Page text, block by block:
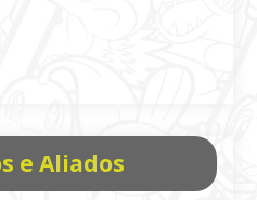
e Aliados